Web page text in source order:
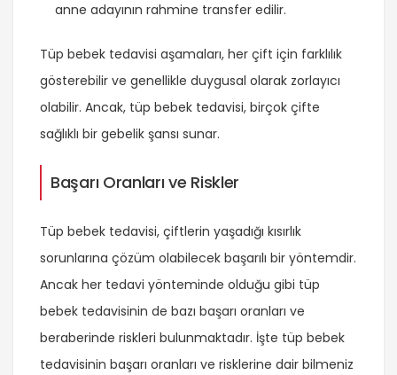
anne adayının rahmine transfer edilir.
Tüp bebek tedavisi aşamaları, her çift için farklılık
gösterebilir ve genellikle duygusal olarak zorlayıcı
olabilir. Ancak, tüp bebek tedavisi, birçok çifte
sağlıklı bir gebelik şansı sunar.
Başarı Oranları ve Riskler
Tüp bebek tedavisi, çiftlerin yaşadığı kısırlık
sorunlarına çözüm olabilecek başarılı bir yöntemdir.
Ancak her tedavi yönteminde olduğu gibi tüp
bebek tedavisinin de bazı başarı oranları ve
beraberinde riskleri bulunmaktadır. İşte tüp bebek
tedavisinin başarı oranları ve risklerine dair bilmeniz